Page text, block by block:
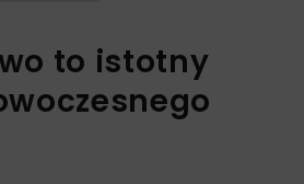
to istotny